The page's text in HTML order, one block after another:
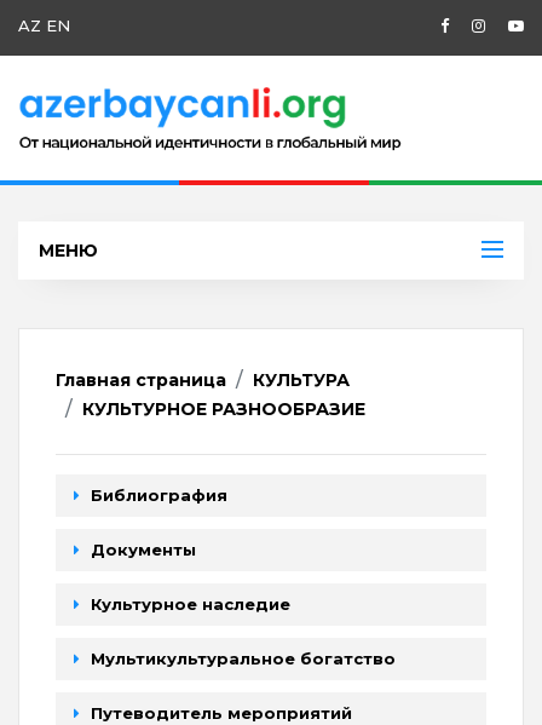
AZ EN
МЕНЮ
Главная страница
КУЛЬТУРА
КУЛЬТУРНОЕ РАЗНООБРАЗИЕ
Библиография
Документы
Культурное наследие
Мультикультуральное богатство
Путеводитель мероприятий